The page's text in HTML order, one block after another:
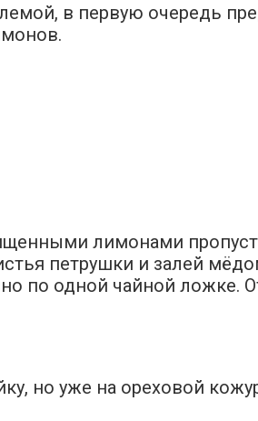
в первую очередь
лимонами
петрушки и залей
по одной чайной
но уже на ореховой